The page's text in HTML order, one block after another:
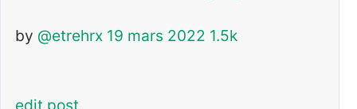
by @etrehrx 19 mars 2022 1.5k
edit post